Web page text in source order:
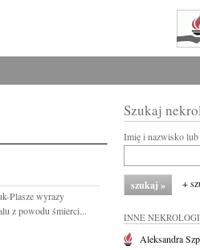
Plasze wyrazy
z powodu śmierci...
Szukaj
Imię i nazwisko lub
+
INNE NEKROLOGI
Aleksandra